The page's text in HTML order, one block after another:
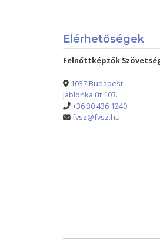
Elérhetőségek
Felnőttképzők
1037 Budapest,
Jablonka út 103.
+36 30 436 1240
fvsz@fvsz.hu